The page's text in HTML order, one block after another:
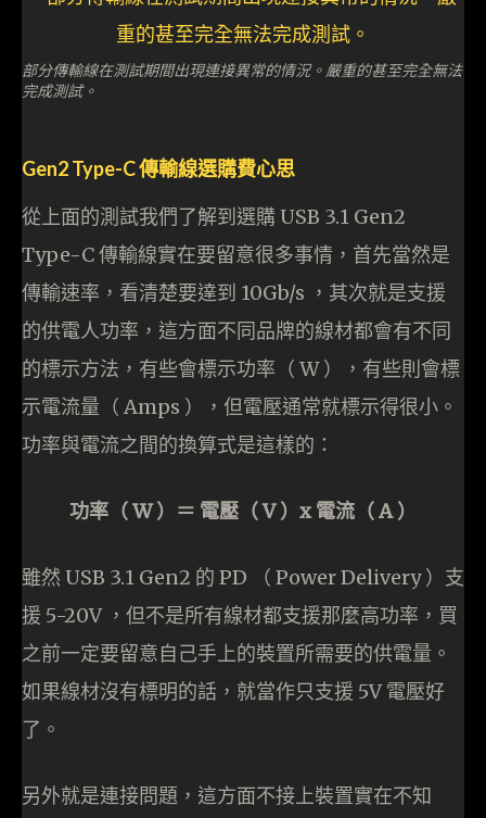
部分傳輸線在測試期間出現連接異常的情況。嚴重的甚至完全無法
完成測試。
Gen2 Type-C 傳輸線選購費心思
從上面的測試我們了解到選購 USB 3.1 Gen2
Type-C 傳輸線實在要留意很多事情，首先當然是
傳輸速率，看清楚要達到 10Gb/s ，其次就是支援
的供電人功率，這方面不同品牌的線材都會有不同
的標示方法，有些會標示功率（ W ），有些則會標
示電流量（ Amps ），但電壓通常就標示得很小。
功率與電流之間的換算式是這樣的：
功率（ W ）＝ 電壓（ V ）x 電流（ A ）
雖然 USB 3.1 Gen2 的 PD （ Power Delivery ）支
援 5-20V ，但不是所有線材都支援那麼高功率，買
之前一定要留意自己手上的裝置所需要的供電量。
如果線材沒有標明的話，就當作只支援 5V 電壓好
了。
另外就是連接問題，這方面不接上裝置實在不知